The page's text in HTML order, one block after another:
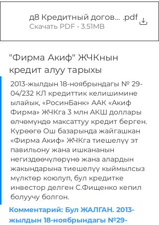
д8 Кредитный договор 181113 —
.pdf
Скачать PDF • 3.51MB
"Фирма Акиф" ЖЧКнын
кредит алуу тарыхы
2013-жылдын 18-ноябрындагы № 29-
04/232 КЛ кредиттик келишимине
ылайык, «РосинБанк» ААК «Акиф
Фирма» ЖЧКга 3 млн АКШ доллары
өлчөмүндө максаттуу кредит берген.
Күрөөгө Ош базарында жайгашкан
«Фирма Акиф» ЖЧКга тиешелүү эт
павильону жана ишкананын
негиздөөчүлөрүнө жана алардын
жакындарына тиешелүү кыймылсыз
мүлктөр коюлуп, бул кредитке
инвестор делген С.Фищенко кепил
болуучу болгон.
Комментарий: Бул ЖАЛГАН. 2013-
жылдын 18-ноябрындагы №29-